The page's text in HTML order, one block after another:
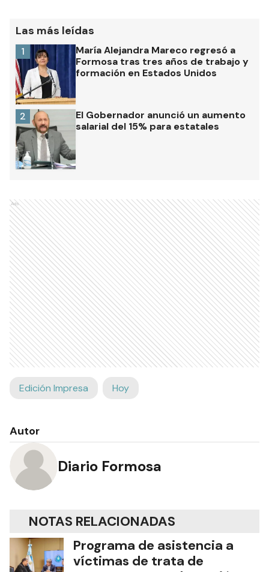
Las más leídas
María Alejandra Mareco regresó a
Formosa tras tres años de trabajo y
formación en Estados Unidos
1
El Gobernador anunció un aumento
salarial del 15% para estatales
2
Ads
Edición Impresa Hoy
Autor
Diario Formosa
NOTAS RELACIONADAS
Programa de asistencia a
víctimas de trata de